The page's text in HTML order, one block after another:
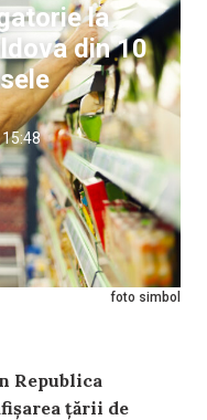
foto simbol
la
din 10
15:48
Republica
țării de